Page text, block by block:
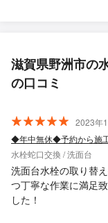
滋賀県野洲市の
の口コミ
2023年
水栓蛇口交換 / 洗面台
洗面台水栓の取り替
つ丁寧な作業に満足
した！